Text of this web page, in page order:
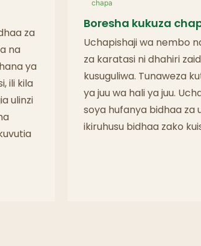
za
na
ya
ili kila
ulinzi
Boresha kukuza
Uchapishaji wa nembo
za karatasi ni dhahiri
kusuguliwa. Tunaweza
ya juu wa hali ya juu.
soya hufanya bidhaa za
ikiruhusu bidhaa zako